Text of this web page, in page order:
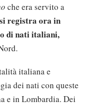
che era servito a
si registra ora in
di nati italiani,
italiana e
dei nati con queste
e in Lombardia. Dei